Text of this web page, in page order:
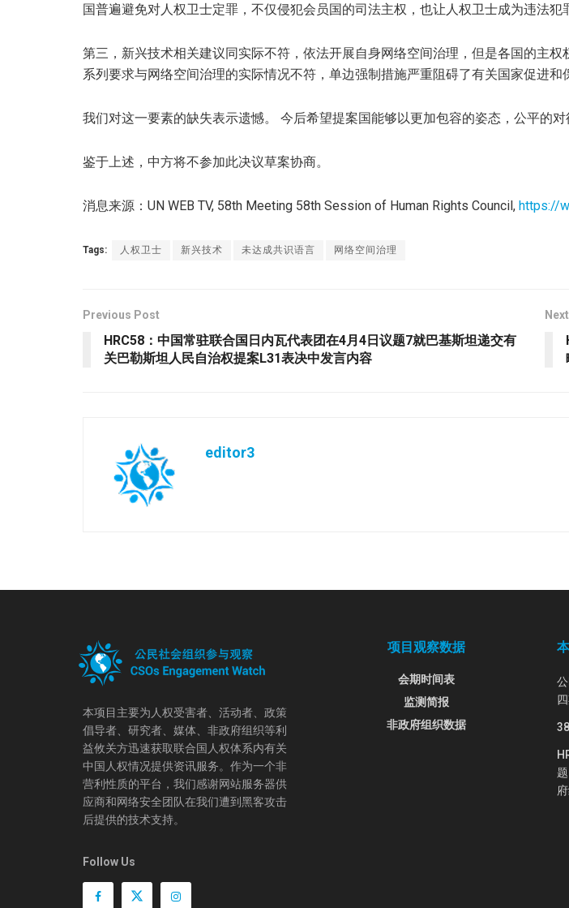
国普遍避免对人权卫士定罪，不仅侵犯会员国的司法主权，也让人权卫士成为违法犯
第三，新兴技术相关建议同实际不符，依法开展自身网络空间治理，但是各国的主
系列要求与网络空间治理的实际情况不符，单边强制措施严重阻碍了有关国家促进和
我们对这一要素的缺失表示遗憾。 今后希望提案国能够以更加包容的姿态，公平的对
鉴于上述，中方将不参加此决议草案协商。
消息来源：UN WEB TV, 58th Meeting 58th Session of Human Rights Council, https://
Tags: 人权卫士 新兴技术 未达成共识语言 网络空间治理
Previous Post
HRC58：中国常驻联合国日内瓦代表团在4月4日议题7就巴基斯坦递交有
关巴勒斯坦人民自治权提案L31表决中发言内容
editor3
本项目主要为人权受害者、活动者、政策
倡导者、研究者、媒体、非政府组织等利
益攸关方迅速获取联合国人权体系内有关
中国人权情况提供资讯服务。作为一个非
营利性质的平台，我们感谢网站服务器供
应商和网络安全团队在我们遭到黑客攻击
后提供的技术支持。
Follow Us
项目观察数据
会期时间表
监测简报
非政府组织数据